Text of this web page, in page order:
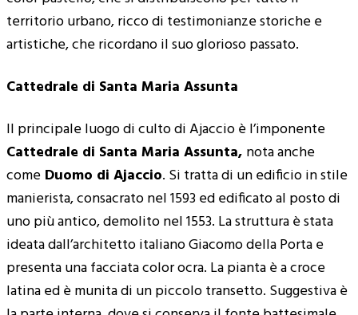
territorio urbano, ricco di testimonianze storiche e
artistiche, che ricordano il suo glorioso passato.
Cattedrale di Santa Maria Assunta
Il principale luogo di culto di Ajaccio è l’imponente
Cattedrale di Santa Maria Assunta, nota anche
come Duomo di Ajaccio. Si tratta di un edificio in stile
manierista, consacrato nel 1593 ed edificato al posto di
uno più antico, demolito nel 1553. La struttura è stata
ideata dall’architetto italiano Giacomo della Porta e
presenta una facciata color ocra. La pianta è a croce
latina ed è munita di un piccolo transetto. Suggestiva è